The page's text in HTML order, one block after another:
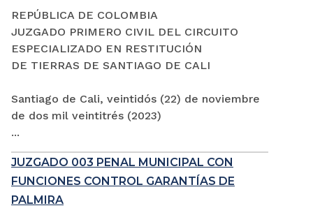
REPÚBLICA DE COLOMBIA
JUZGADO PRIMERO CIVIL DEL CIRCUITO
ESPECIALIZADO EN RESTITUCIÓN
DE TIERRAS DE SANTIAGO DE CALI
Santiago de Cali, veintidós (22) de noviembre
de dos mil veintitrés (2023)
...
JUZGADO 003 PENAL MUNICIPAL CON
FUNCIONES CONTROL GARANTÍAS DE
PALMIRA